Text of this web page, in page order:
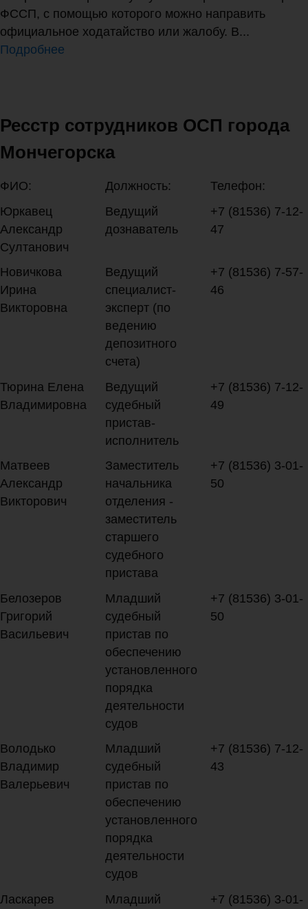
ФССП, с помощью которого можно направить
официальное ходатайство или жалобу. В...
Подробнее
Ресстр сотрудников ОСП города
Мончегорска
ФИО: Должность:
Телефон:
Юркавец
Александр
Султанович
Ведущий
дознаватель
+7 (81536) 7-12-
47
Новичкова
Ирина
Викторовна
Ведущий
специалист-
эксперт (по
ведению
депозитного
счета)
+7 (81536) 7-57-
46
Тюрина Елена
Владимировна
Ведущий
судебный
пристав-
исполнитель
+7 (81536) 7-12-
49
Матвеев
Александр
Викторович
Заместитель
начальника
отделения -
заместитель
старшего
судебного
пристава
+7 (81536) 3-01-
50
Белозеров
Григорий
Васильевич
Младший
судебный
пристав по
обеспечению
установленного
порядка
деятельности
судов
+7 (81536) 3-01-
50
Володько
Владимир
Валерьевич
Младший
судебный
пристав по
обеспечению
установленного
порядка
деятельности
судов
+7 (81536) 7-12-
43
Ласкарев
Младший
+7 (81536) 3-01-